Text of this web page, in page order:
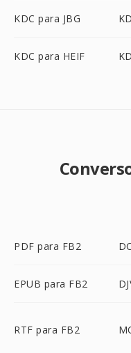
KDC para JBG
KDC para HEIF
PDF para FB2
EPUB para FB2
RTF para FB2